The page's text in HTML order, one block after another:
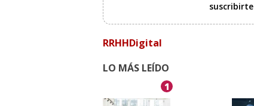
RRHHDigital
LO MÁS LEÍDO
1